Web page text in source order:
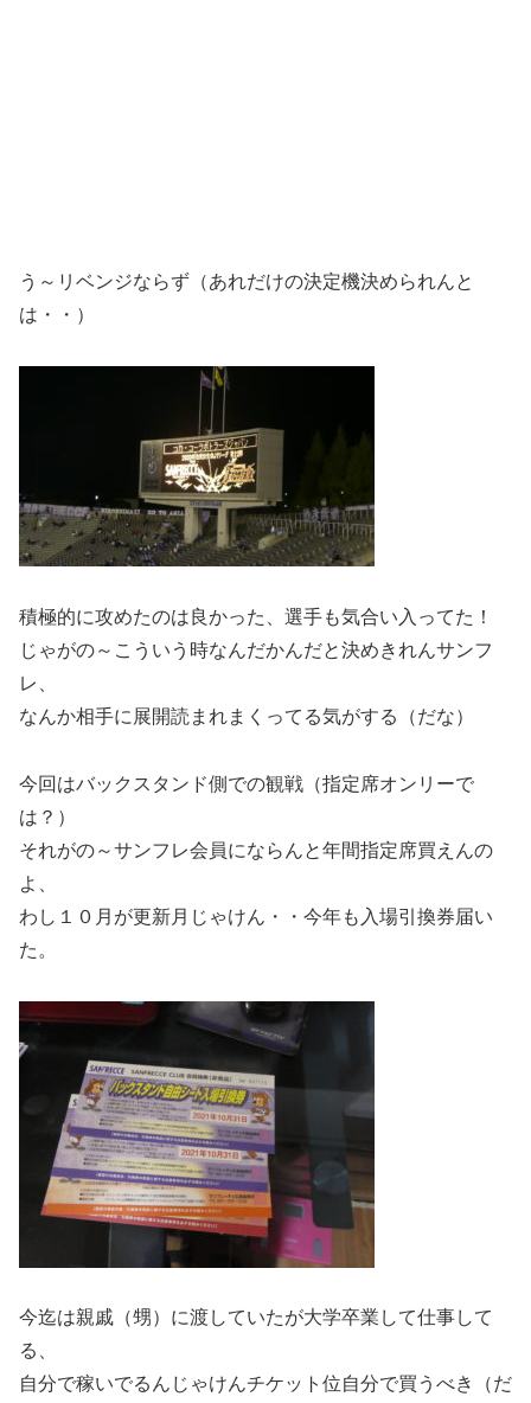
う～リベンジならず（あれだけの決定機決められんと
は・・）
積極的に攻めたのは良かった、選手も気合い入ってた！
じゃがの～こういう時なんだかんだと決めきれんサンフ
レ、
なんか相手に展開読まれまくってる気がする（だな）
今回はバックスタンド側での観戦（指定席オンリーで
は？）
それがの～サンフレ会員にならんと年間指定席買えんの
よ、
わし１０月が更新月じゃけん・・今年も入場引換券届い
た。
今迄は親戚（甥）に渡していたが大学卒業して仕事して
る、
自分で稼いでるんじゃけんチケット位自分で買うべき（だ